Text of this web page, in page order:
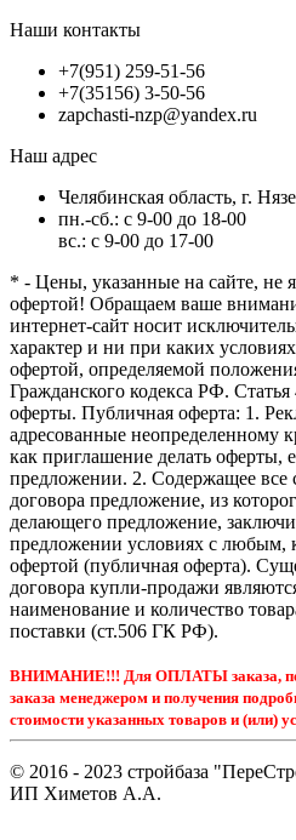
Наши контакты
+7(951) 259-51-56
+7(35156) 3-50-56
zapchasti-nzp@yandex.ru
Наш адрес
Челябинская область, г.
пн.-сб.: с 9-00 до 18-00
вс.: с 9-00 до 17-00
* - Цены, указанные на сайте, не
офертой! Обращаем ваше
интернет-сайт носит
характер и ни при каких
офертой, определяемой
Гражданского кодекса РФ.
оферты. Публичная оферта: 1.
адресованные неопределенному
как приглашение делать оферты,
предложении. 2. Содержащее все
договора предложение, из
делающего предложение,
предложении условиях с любым,
офертой (публичная оферта).
договора купли-продажи
наименование и количество
поставки (ст.506 ГК РФ).
ВНИМАНИЕ!!! Для ОПЛАТЫ заказа,
заказа менеджером и получения
стоимости указанных товаров и (или)
© 2016 - 2023 стройбаза
ИП Химетов А.А.